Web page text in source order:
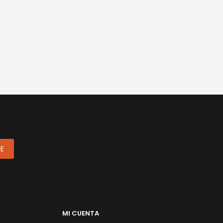
MI CUENTA